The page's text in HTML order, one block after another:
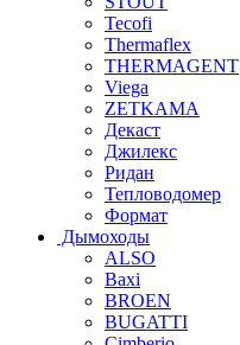
Tecofi
Thermaflex
THERMAGENT
Viega
ZETKAMA
Декаст
Джилекс
Ридан
Тепловодомер
Формат
Дымоходы
ALSO
Baxi
BROEN
BUGATTI